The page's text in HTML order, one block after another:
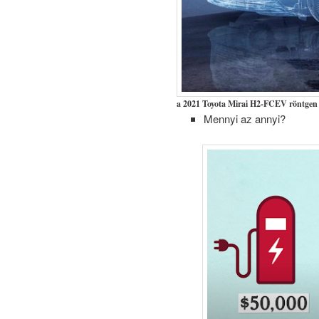
a 2021 Toyota Mirai H2-FCEV röntgen
Mennyi az annyi?